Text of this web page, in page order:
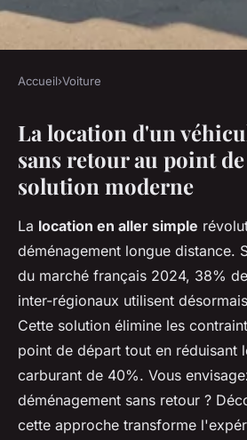
Location d'un
simple :
stress !
Esteban•16 décembre 2025•9 min
Accueil›Voiture
La location d'un
sans retour au point
solution moderne
La location en aller simple
déménagement longue distance.
du marché français 2024, 38%
inter-régionaux utilisent
Cette solution élimine les
point de départ tout en réduisant
carburant de 40%. Vous
déménagement sans retour ?
cette approche transforme